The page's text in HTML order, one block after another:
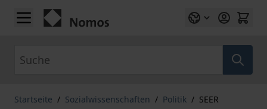
Zum Inhalt springen
Startseite / Sozialwissenschaften / Politik / SEER